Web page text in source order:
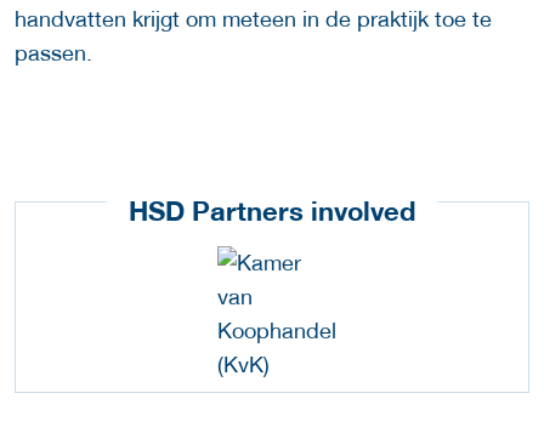
handvatten krijgt om meteen in de praktijk toe te
passen.
HSD Partners involved